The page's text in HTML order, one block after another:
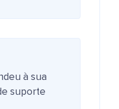
à sua
suporte